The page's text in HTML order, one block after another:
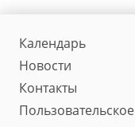
Календарь
Новости
Контакты
Пользовательское